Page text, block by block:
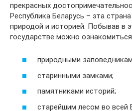
прекрасных
Республика Беларусь – эта
природой и историей. Побывав в
государстве можно
природными
старинными замками;
памятниками историй;
старейшим лесом во всей